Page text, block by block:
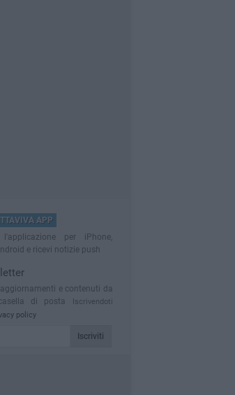
APP
l'applicazione per iPhone,
e ricevi notizie push
e contenuti da
di posta
Iscrivendoti
policy
Iscriviti